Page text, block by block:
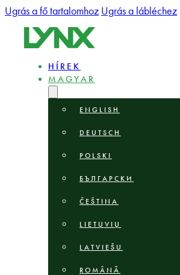
Ugrás a fő tartalomhoz Ugrás a lábléchez
HÍREK
MAGYAR
ENGLISH
DEUTSCH
POLSKI
БЪЛГАРСКИ
ČEŠTINA
LIETUVIŲ
LATVIEŠU
ROMÂNĂ